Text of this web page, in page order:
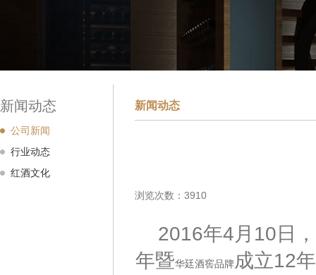
新闻动态
公司新闻
行业动态
红酒文化
新闻动态
浏览次数：3910
2016年4月10日，
年暨华廷酒窖品牌 成立12